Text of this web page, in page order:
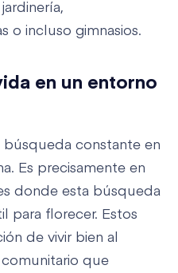
o incluso gimnasios.
en un entorno
búsqueda constante en
Es precisamente en
donde esta búsqueda
para florecer. Estos
de vivir bien al
que